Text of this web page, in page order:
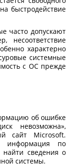
быстродействие
часто допускают
несоответствие
характерно
системные
с ОС прежде
об ошибке
невозможна»,
сайт Microsoft.
информация по
найти сведения о
системы.